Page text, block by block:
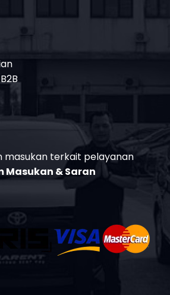
masukan terkait pelayanan
Masukan & Saran